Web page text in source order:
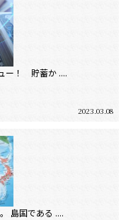
ー！ 貯蓄か ....
2023.03.08
島国である ....